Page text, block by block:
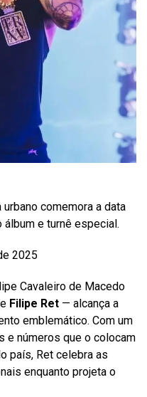
comemora a data
e turnê especial.
2025
Cavaleiro de Macedo
Filipe Ret — alcança a
emblemático. Com um
e números que o colocam
país, Ret celebra as
enquanto projeta o